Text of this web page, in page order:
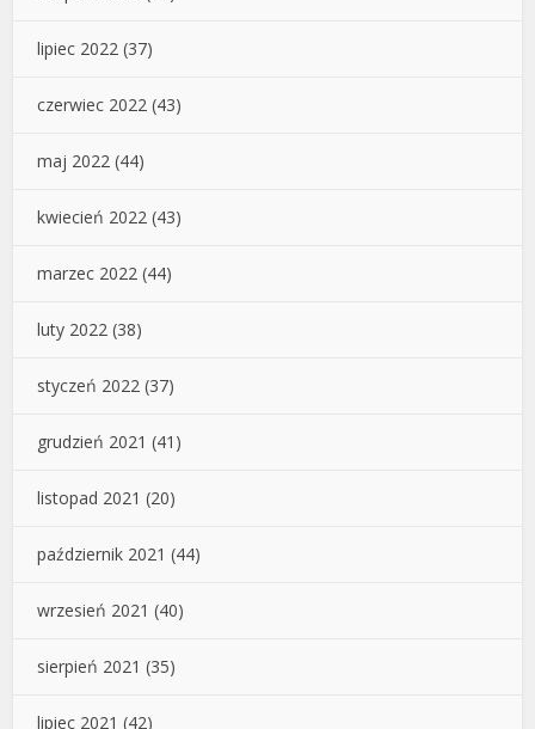
lipiec 2022 (37)
czerwiec 2022 (43)
maj 2022 (44)
kwiecień 2022 (43)
marzec 2022 (44)
luty 2022 (38)
styczeń 2022 (37)
grudzień 2021 (41)
listopad 2021 (20)
październik 2021 (44)
wrzesień 2021 (40)
sierpień 2021 (35)
lipiec 2021 (42)